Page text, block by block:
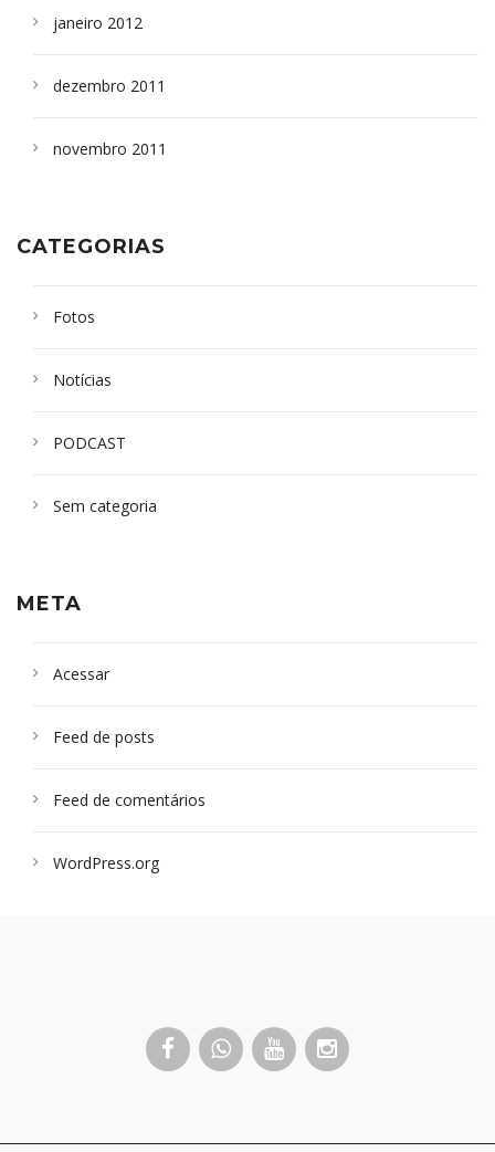
janeiro 2012
dezembro 2011
novembro 2011
CATEGORIAS
Fotos
Notícias
PODCAST
Sem categoria
META
Acessar
Feed de posts
Feed de comentários
WordPress.org